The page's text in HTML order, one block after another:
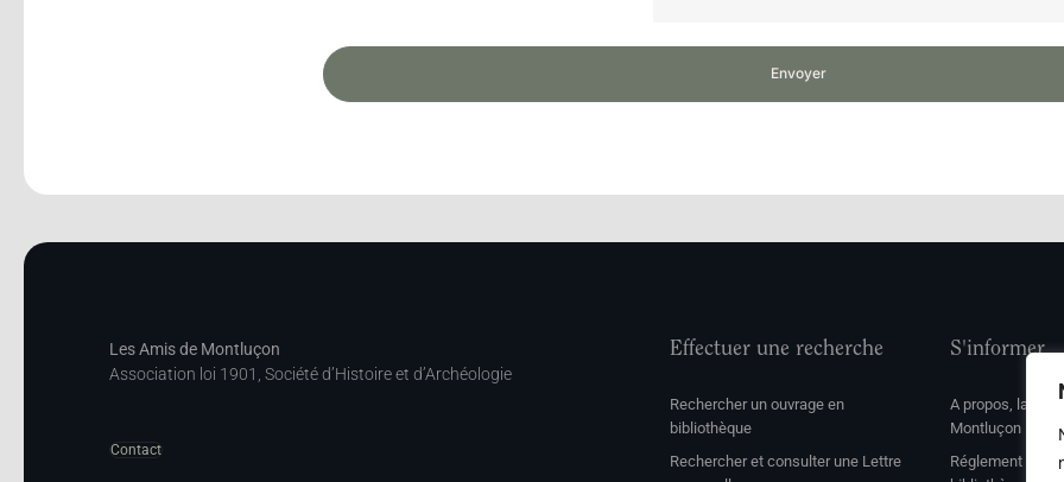
Envoyer
Les Amis de Montluçon
Association loi 1901, Société d’Histoire et d’Archéologie
Contact
Effectuer une recherche
Rechercher un ouvrage en
bibliothèque
Rechercher et consulter une Lettre
S'informer
A propos, la
Montluçon
Réglement de